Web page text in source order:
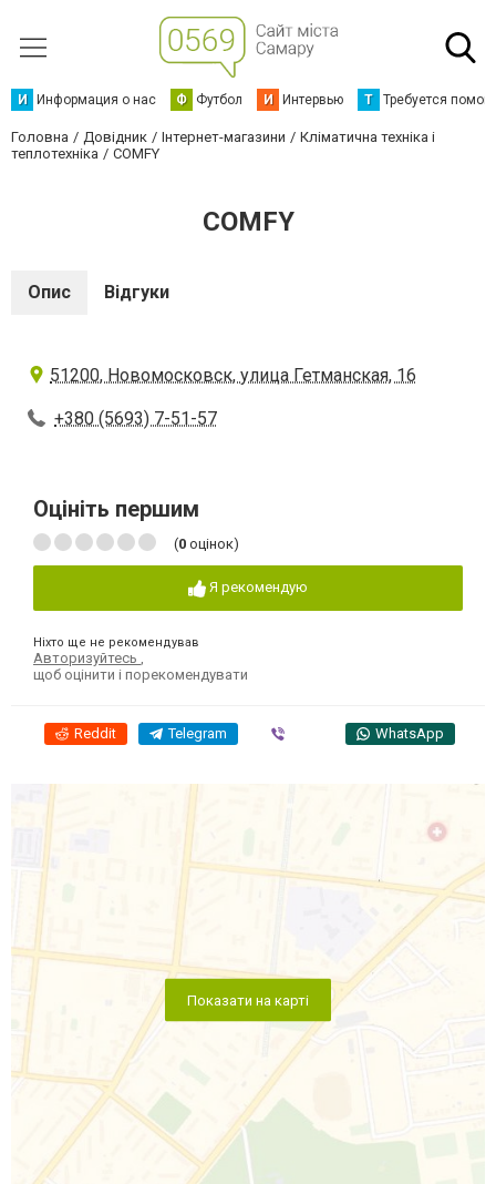
И Информация о нас Ф Футбол И Интервью Т Требуется
Головна Довідник Інтернет-магазини
Кліматична техніка і
теплотехніка
COMFY
COMFY
Опис Відгуки
51200, Новомосковск, улица Гетманская, 16
+380 (5693) 7-51-57
Оцініть першим
(0 оцінок)
Я рекомендую
Ніхто ще не рекомендував
Авторизуйтесь
щоб оцінити і порекомендувати
Reddit Telegram WhatsApp
Показати на карті